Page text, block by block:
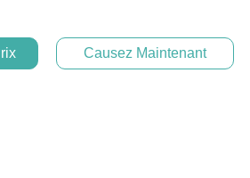
Causez Maintenant